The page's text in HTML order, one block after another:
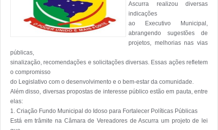
Ascurra realizou diversas
indicações
ao Executivo Municipal,
abrangendo sugestões de
projetos, melhorias nas vias
públicas,
sinalização, recomendações e solicitações diversas. Essas ações refletem
o compromisso
do Legislativo com o desenvolvimento e o bem-estar da comunidade.
Além disso, diversas propostas de interesse público estão em pauta, entre
elas:
1. Criação Fundo Municipal do Idoso para Fortalecer Políticas Públicas
Está em trâmite na Câmara de Vereadores de Ascurra um projeto de lei